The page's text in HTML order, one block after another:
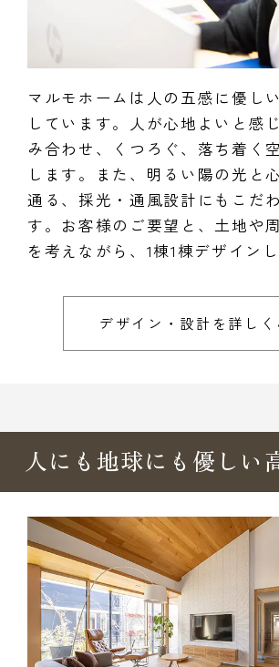
マルモホームは人の五感に優し
しています。人が心地よいと感
み合わせ、くつろぐ、落ち着く
します。また、明るい陽の光と
通る、採光・通風設計にもこだ
す。お客様のご要望と、土地や
を考えながら、1棟1棟デザインし
デザイン・設計を詳しく
人にも地球にも優しい